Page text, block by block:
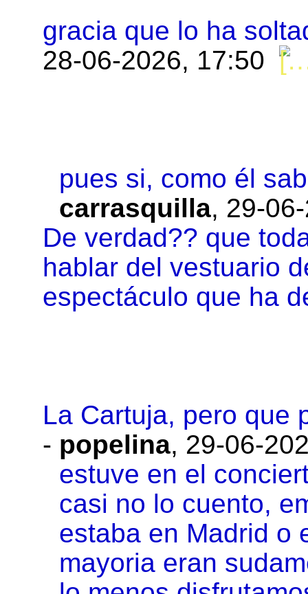
gracia que lo ha
28-06-2026, 17:50
pues si, como él
carrasquilla, 29-
De verdad?? que
hablar del vestuario
espectáculo que ha
La Cartuja, pero que
- popelina, 29-06-
estuve en el
casi no lo cuento,
estaba en Madrid o
mayoria eran